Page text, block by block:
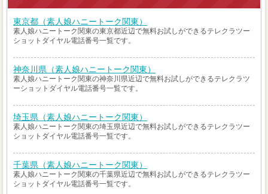
東京都（素人娘ハニートーク関東）
素人娘ハニートーク関東の東京都近辺で無料お試しができるテレクラツー
ショットダイヤル電話番号一覧です。
神奈川県（素人娘ハニートーク関東）
素人娘ハニートーク関東の神奈川県近辺で無料お試しができるテレクラツ
ーショットダイヤル電話番号一覧です。
埼玉県（素人娘ハニートーク関東）
素人娘ハニートーク関東の埼玉県近辺で無料お試しができるテレクラツー
ショットダイヤル電話番号一覧です。
千葉県（素人娘ハニートーク関東）
素人娘ハニートーク関東の千葉県近辺で無料お試しができるテレクラツー
ショットダイヤル電話番号一覧です。